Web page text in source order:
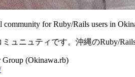
for Ruby/Rails users in
ミュニュティです。沖縄のRuby/
(Okinawa.rb)